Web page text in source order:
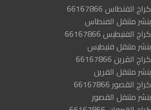
كراج الفنطاس 66167866
بنشر متنقل الفنطاس
كراج الفنيطيس 66167866
بنشر متنقل فنيطيس
كراج القرين 66167866
بنشر متنقل القرين
كراج القصور 66167866
بنشر متنقل القصور